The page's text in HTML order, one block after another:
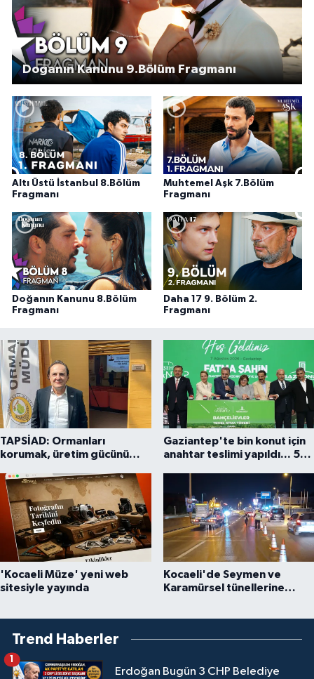
Doğanın Kanunu 9.Bölüm Fragmanı
Altı Üstü İstanbul 8.Bölüm
Fragmanı
Muhtemel Aşk 7.Bölüm
Fragmanı
Doğanın Kanunu 8.Bölüm
Fragmanı
Daha 17 9. Bölüm 2.
Fragmanı
TAPSİAD: Ormanları
korumak, üretim gücünü
Gaziantep'te bin konut için
anahtar teslimi yapıldı... 5
'Kocaeli Müze' yeni web
sitesiyle yayında
Kocaeli'de Seymen ve
Karamürsel tünellerine
Trend Haberler
Erdoğan Bugün 3 CHP Belediye
1